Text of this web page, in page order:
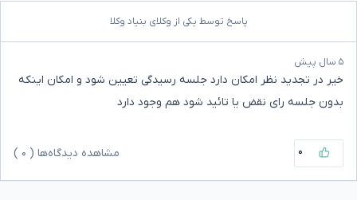
پاسخ توسط یکی از وکلای بنیاد وکلا
۵ سال پیش
خیر در تجدید نظر امکان دارد جلسه رسیدگی تعیین شود و امکان اینکه
بدون جلسه رای نقض یا تائید شود هم وجود دارد
۰ مشاهده دیدگاه‌ها ( ۰